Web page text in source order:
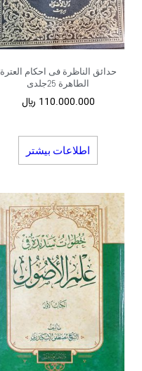
حدائق الناظرة فی احکام العترة
الطاهرة 25جلدی
110.000.000 ﷼
اطلاعات بیشتر